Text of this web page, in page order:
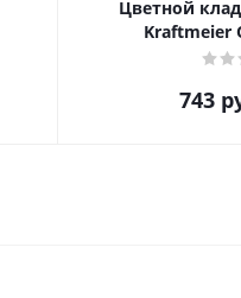
Цветной
743